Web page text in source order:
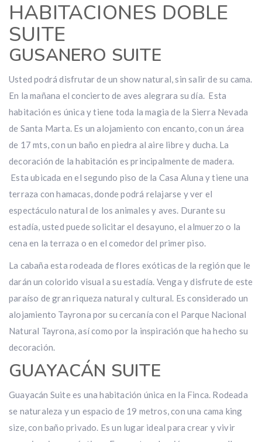
HABITACIONES DOBLE
SUITE
GUSANERO SUITE
Usted podrá disfrutar de un show natural, sin salir de su cama.
En la mañana el concierto de aves alegrara su día. Esta
habitación es única y tiene toda la magia de la Sierra Nevada
de Santa Marta. Es un alojamiento con encanto, con un área
de 17 mts, con un baño en piedra al aire libre y ducha. La
decoración de la habitación es principalmente de madera.
Esta ubicada en el segundo piso de la Casa Aluna y tiene una
terraza con hamacas, donde podrá relajarse y ver el
espectáculo natural de los animales y aves. Durante su
estadía, usted puede solicitar el desayuno, el almuerzo o la
cena en la terraza o en el comedor del primer piso.
La cabaña esta rodeada de flores exóticas de la región que le
darán un colorido visual a su estadía. Venga y disfrute de este
paraíso de gran riqueza natural y cultural. Es considerado un
alojamiento Tayrona por su cercanía con el Parque Nacional
Natural Tayrona, así como por la inspiración que ha hecho su
decoración.
GUAYACÁN SUITE
Guayacán Suite es una habitación única en la Finca. Rodeada
se naturaleza y un espacio de 19 metros, con una cama king
size, con baño privado. Es un lugar ideal para crear y vivir